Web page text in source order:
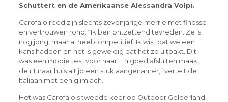
Schuttert en de Amerikaanse Alessandra Volpi.
Garofalo reed zijn slechts zevenjarige merrie met finesse
en vertrouwen rond: “Ik ben ontzettend tevreden. Ze is
nog jong, maar al heel competitief. Ik wist dat we een
kans hadden en het is geweldig dat het zo uitpakt. Dit
was een mooie test voor haar. En goed afsluiten maakt
de rit naar huis altijd een stuk aangenamer,” vertelt de
Italiaan met een glimlach.
Het was Garofalo’s tweede keer op Outdoor Gelderland,